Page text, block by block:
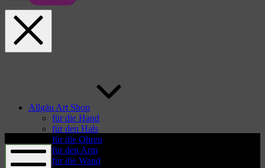
Allgäu Art Shop
für die Hand
für den Hals
für die Ohren
für den Arm
für die Wand
art.com